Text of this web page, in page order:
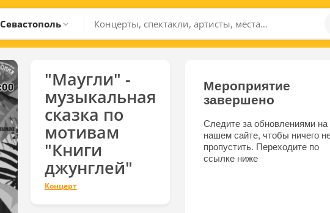
Севастополь
"Маугли" -
музыкальная
сказка по
мотивам
"Книги
джунглей"
Концерт
Мероприятие
завершено
Следите за обновлениями на
нашем сайте, чтобы ничего
пропустить. Переходите по
ссылке ниже